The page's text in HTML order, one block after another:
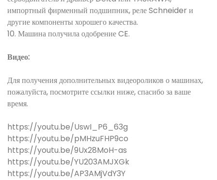
импортный фирменный подшипник, реле Schneider и
другие компоненты хорошего качества.
10. Машина получила одобрение CE.
Видео:
Для получения дополнительных видеороликов о машинах,
пожалуйста, посмотрите ссылки ниже, спасибо за ваше
время.
https://youtu.be/UswI_P6_63g
https://youtu.be/pMHzuFHP9co
https://youtu.be/9Ux28MoH-as
https://youtu.be/YU203AMJXGk
https://youtu.be/AP3AMjVdY3Y